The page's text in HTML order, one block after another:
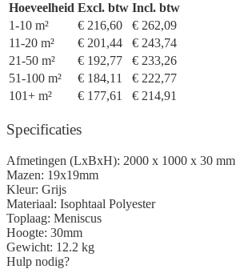
Hoeveelheid Excl. btw Incl. btw
1-10 m²
€ 216,60
€ 262,09
11-20 m²
€ 201,44
€ 243,74
21-50 m²
€ 192,77
€ 233,26
51-100 m²
€ 184,11
€ 222,77
101+ m²
€ 177,61 € 214,91
Specificaties
Afmetingen (LxBxH): 2000 x 1000 x 30 mm
Mazen: 19x19mm
Kleur: Grijs
Materiaal: Isophtaal Polyester
Toplaag: Meniscus
Hoogte: 30mm
Gewicht: 12.2 kg
Hulp nodig?